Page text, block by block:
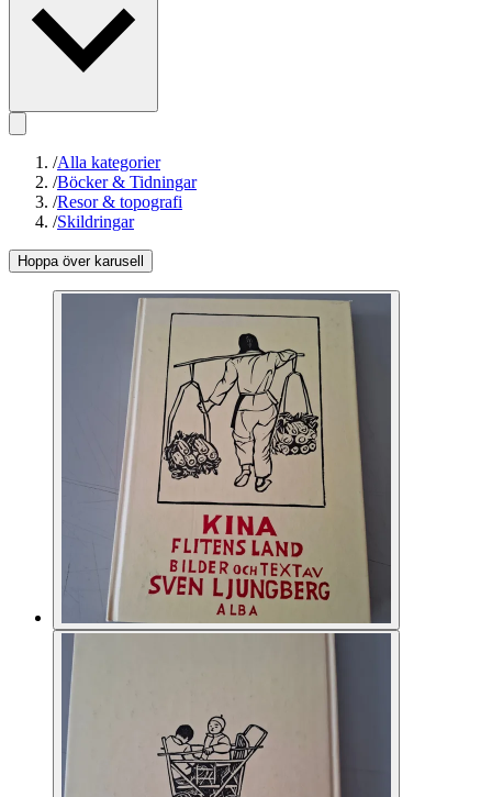
/Alla kategorier
/Böcker & Tidningar
/Resor & topografi
/Skildringar
Hoppa över karusell